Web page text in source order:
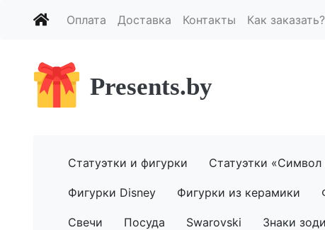
Оплата Доставка Контакты Как заказать?
Presents.by
Статуэтки и фигурки Статуэтки «Символ
Фигурки Disney Фигурки из керамики
Свечи Посуда Swarovski Знаки